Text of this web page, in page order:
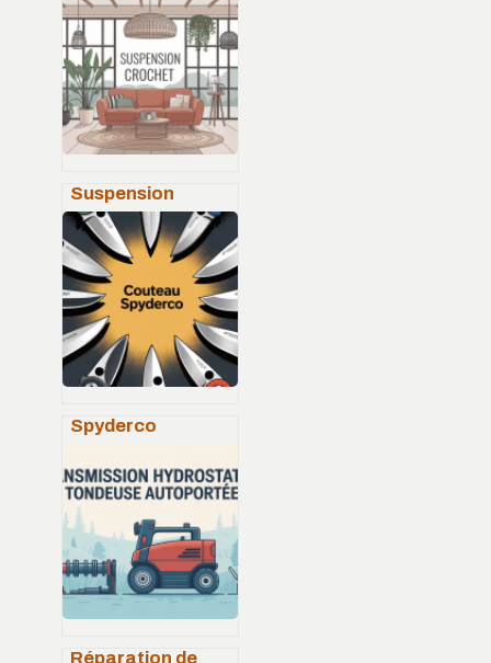
Suspension
crochet :
comment choisir
et utiliser ces
fixations
astucieuses
Spyderco
accessoires
comment choisir
et bien les utiliser
Réparation de